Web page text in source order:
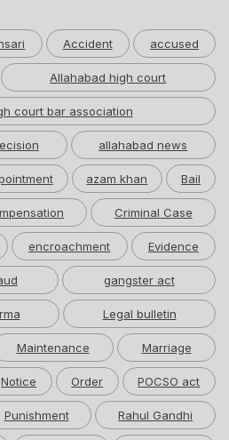
Accident accused
Allahabad high court
court bar association
allahabad news
azam khan Bail
Criminal Case
encroachment Evidence
gangster act
Legal bulletin
Maintenance Marriage
Notice Order POCSO act
Punishment Rahul Gandhi